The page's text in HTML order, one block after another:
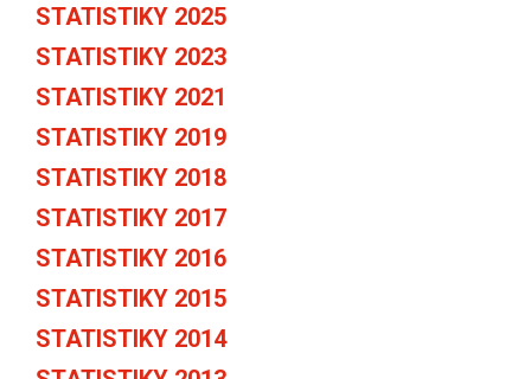
STATISTIKY 2025
STATISTIKY 2023
STATISTIKY 2021
STATISTIKY 2019
STATISTIKY 2018
STATISTIKY 2017
STATISTIKY 2016
STATISTIKY 2015
STATISTIKY 2014